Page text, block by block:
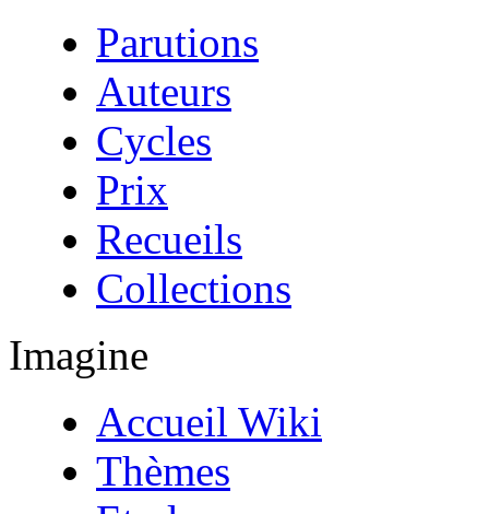
Parutions
Auteurs
Cycles
Prix
Recueils
Collections
Imagine
Accueil Wiki
Thèmes